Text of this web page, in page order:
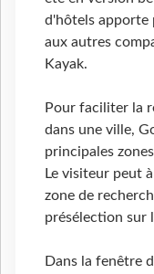
d'hôtels apporte
aux autres
Kayak.
Pour faciliter la
dans une ville,
principales
Le visiteur peut
zone de
présélection sur
Dans la fenêtre